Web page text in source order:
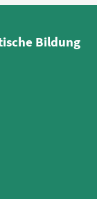
Bildung